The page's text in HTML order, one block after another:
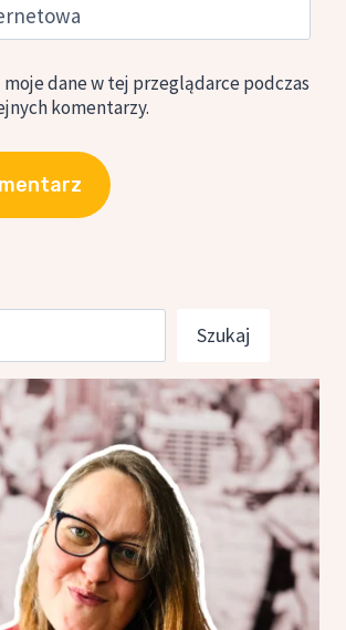
dane w tej przeglądarce podczas
komentarzy.
Szukaj